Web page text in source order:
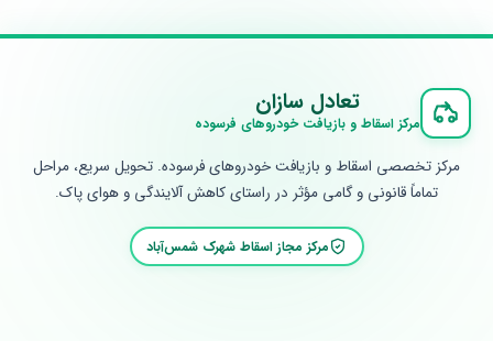
تعادل سازان
مرکز اسقاط و بازیافت خودروهای فرسوده
مرکز تخصصی اسقاط و بازیافت خودروهای فرسوده. تحویل سریع، مراحل
تماماً قانونی و گامی مؤثر در راستای کاهش آلایندگی و هوای پاک.
مرکز مجاز اسقاط شهرک شمس‌آباد